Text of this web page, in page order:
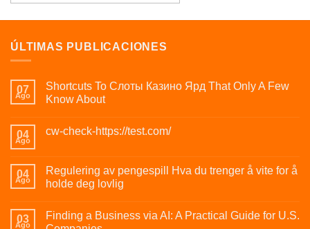
ÚLTIMAS PUBLICACIONES
07
Ago
Shortcuts To Слоты Казино Ярд That Only A Few
Know About
04
Ago
cw-check-https://test.com/
04
Ago
Regulering av pengespill Hva du trenger å vite for å
holde deg lovlig
03
Ago
Finding a Business via AI: A Practical Guide for U.S.